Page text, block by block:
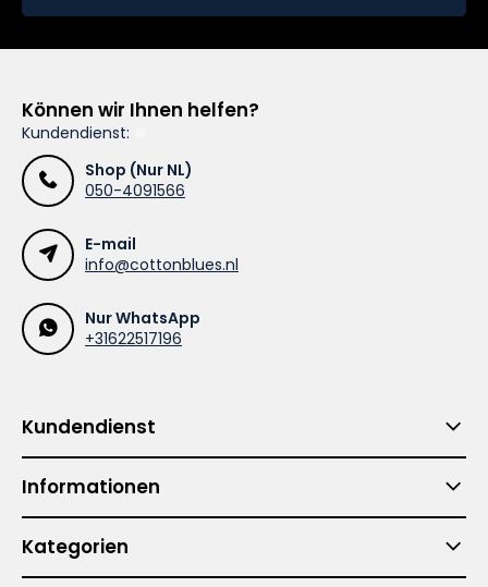
Können wir Ihnen helfen?
Kundendienst:
Shop (Nur NL)
050-4091566
E-mail
info@cottonblues.nl
Nur WhatsApp
+31622517196
Kundendienst
Informationen
Kategorien